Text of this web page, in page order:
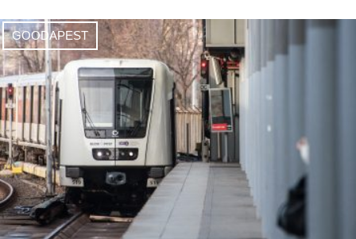
GOODAPEST